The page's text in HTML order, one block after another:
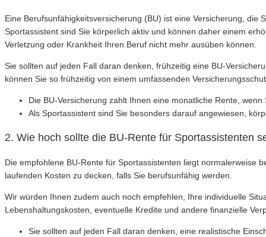
Eine Berufsunfähigkeitsversicherung (BU) ist eine Versicherung,
Sportassistent sind Sie körperlich aktiv und können daher einem
Verletzung oder Krankheit Ihren Beruf nicht mehr ausüben können.
Sie sollten auf jeden Fall daran denken, frühzeitig eine BU-
können Sie so frühzeitig von einem umfassenden
Die BU-Versicherung zahlt Ihnen eine monatliche Rente,
Als Sportassistent sind Sie besonders darauf angewiesen,
2. Wie hoch sollte die BU-Rente für Sportassistenten
Die empfohlene BU-Rente für Sportassistenten liegt normalerweise
laufenden Kosten zu decken, falls Sie berufsunfähig werden.
Wir würden Ihnen zudem auch noch empfehlen, Ihre individuelle
Lebenshaltungskosten, eventuelle Kredite und andere finanzielle
Sie sollten auf jeden Fall daran denken, eine realistische